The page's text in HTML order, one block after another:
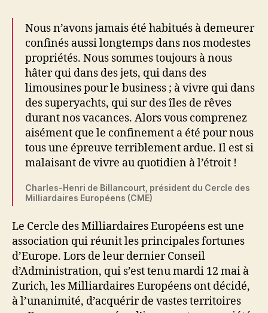
Nous n’avons jamais été habitués à demeurer
confinés aussi longtemps dans nos modestes
propriétés. Nous sommes toujours à nous
hâter qui dans des jets, qui dans des
limousines pour le business ; à vivre qui dans
des superyachts, qui sur des îles de rêves
durant nos vacances. Alors vous comprenez
aisément que le confinement a été pour nous
tous une épreuve terriblement ardue. Il est si
malaisant de vivre au quotidien à l’étroit !
Charles-Henri de Billancourt, président du Cercle des
Milliardaires Européens (CME)
Le Cercle des Milliardaires Européens est une
association qui réunit les principales fortunes
d’Europe. Lors de leur dernier Conseil
d’Administration, qui s’est tenu mardi 12 mai à
Zurich, les Milliardaires Européens ont décidé,
à l’unanimité, d’acquérir de vastes territoires